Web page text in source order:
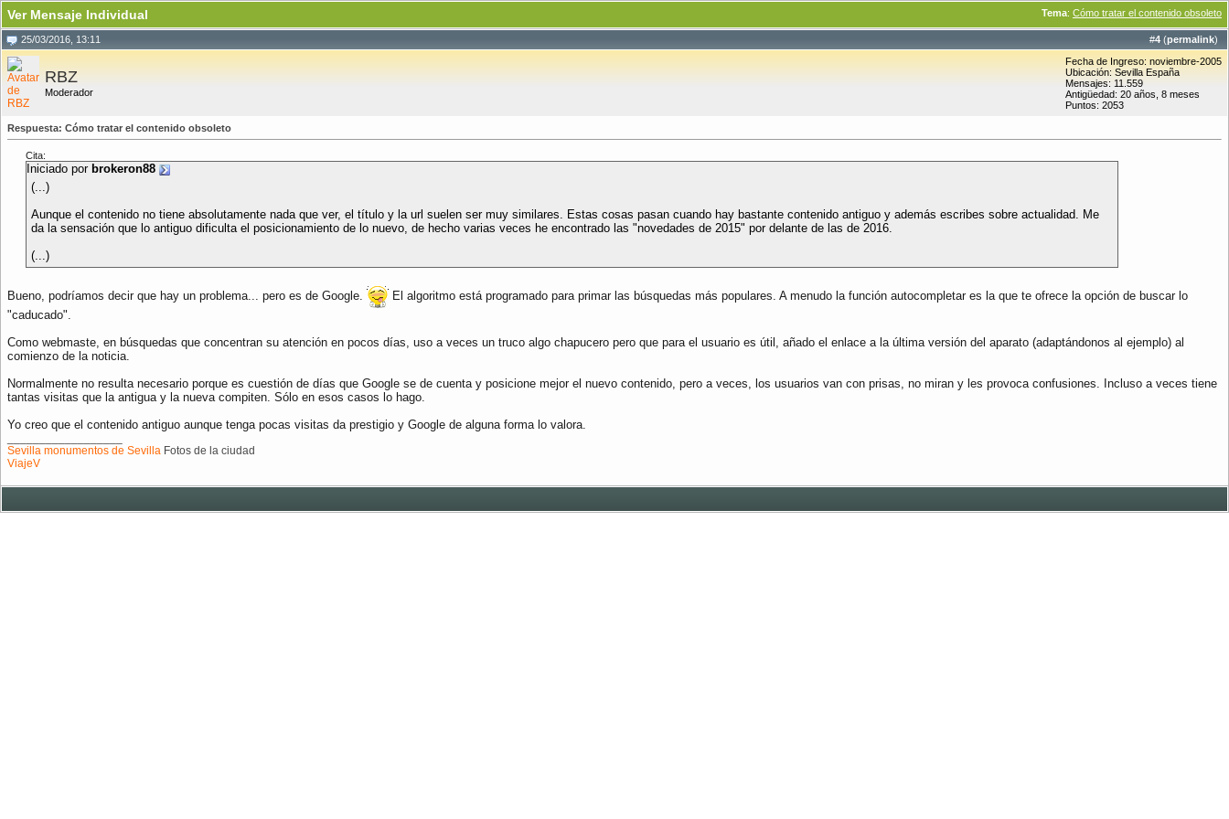
Tema: Cómo tratar el contenido obsoleto
Ver Mensaje Individual
#4 (permalink)
25/03/2016, 13:11
RBZ
Moderador
Fecha de Ingreso: noviembre-2005
Ubicación: Sevilla España
Mensajes: 11.559
Antigüedad: 20 años, 8 meses
Puntos: 2053
Respuesta: Cómo tratar el contenido obsoleto
Cita:
Iniciado por brokeron88
(...)
Aunque el contenido no tiene absolutamente nada que ver, el título y la url suelen ser muy similares. Estas cosas pasan cuando hay bastante contenido antiguo y además escribes sobre actualidad. Me
da la sensación que lo antiguo dificulta el posicionamiento de lo nuevo, de hecho varias veces he encontrado las "novedades de 2015" por delante de las de 2016.
(...)
Bueno, podríamos decir que hay un problema... pero es de Google.
El algoritmo está programado para primar las búsquedas más populares. A menudo la función autocompletar es la que te ofrece la opción de buscar lo
"caducado".
Como webmaste, en búsquedas que concentran su atención en pocos días, uso a veces un truco algo chapucero pero que para el usuario es útil, añado el enlace a la última versión del aparato (adaptándonos al ejemplo) al
comienzo de la noticia.
Normalmente no resulta necesario porque es cuestión de días que Google se de cuenta y posicione mejor el nuevo contenido, pero a veces, los usuarios van con prisas, no miran y les provoca confusiones. Incluso a veces tiene
tantas visitas que la antigua y la nueva compiten. Sólo en esos casos lo hago.
Yo creo que el contenido antiguo aunque tenga pocas visitas da prestigio y Google de alguna forma lo valora.
Sevilla monumentos de Sevilla Fotos de la ciudad
ViajeV